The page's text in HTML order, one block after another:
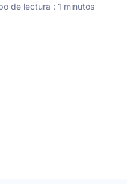
de lectura : 1 minutos